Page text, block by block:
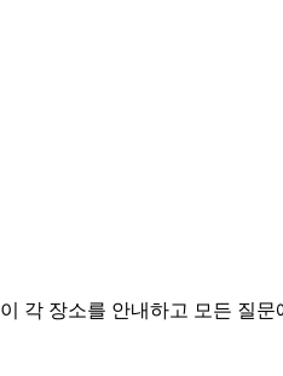
각 장소를 안내하고 모든 질문